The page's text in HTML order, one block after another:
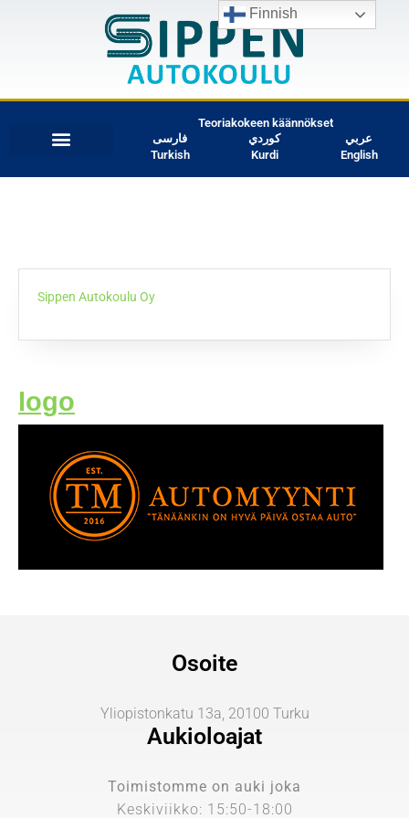
Teoriakokeen käännökset
فارسی
كوردي
عربي
Turkish
Kurdi English
Sippen Autokoulu Oy
logo
Osoite
Yliopistonkatu 13a, 20100 Turku
Aukioloajat
Toimistomme on auki joka
Keskiviikko: 15:50-18:00
Finnish